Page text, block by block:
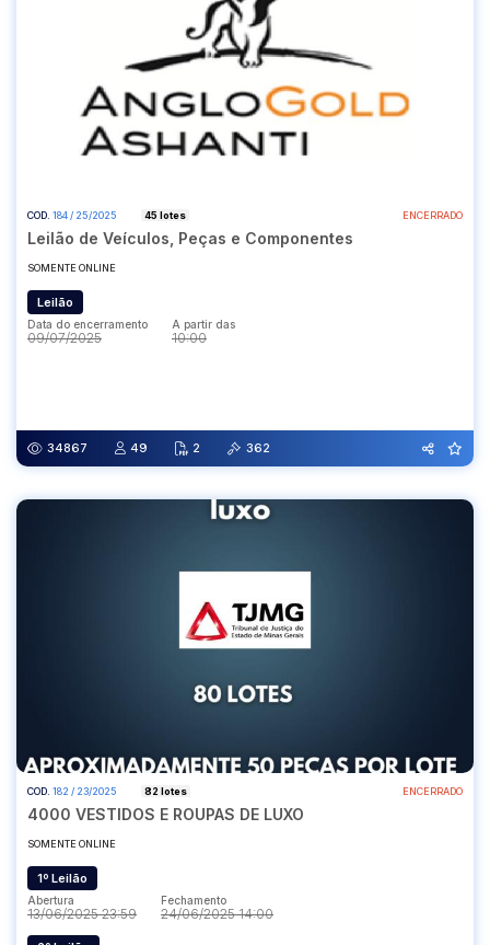
COD. 184 / 25/2025 45 lotes ENCERRADO
Leilão de Veículos, Peças e Componentes
SOMENTE ONLINE
Leilão
Data do encerramento
09/07/2025
A partir das
10:00
34867 49 2 362
COD. 182 / 23/2025 82 lotes ENCERRADO
4000 VESTIDOS E ROUPAS DE LUXO
SOMENTE ONLINE
1º Leilão
Abertura
13/06/2025 23:59
Fechamento
24/06/2025 14:00